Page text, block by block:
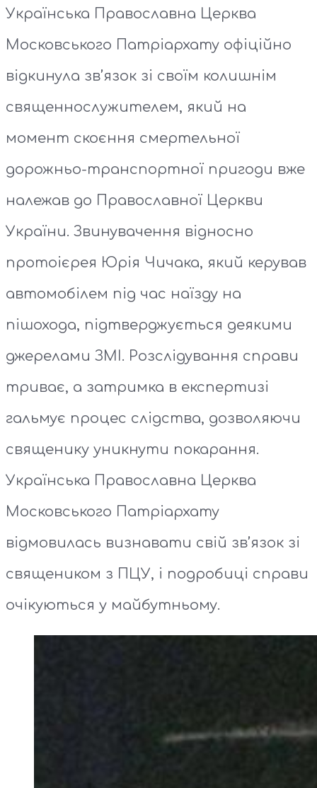
Українська Православна Церква
Московського Патріархату офіційно
відкинула зв’язок зі своїм колишнім
священнослужителем, який на
момент скоєння смертельної
дорожньо-транспортної пригоди вже
належав до Православної Церкви
України. Звинувачення відносно
протоієрея Юрія Чичака, який керував
автомобілем під час наїзду на
пішохода, підтверджується деякими
джерелами ЗМІ. Розслідування справи
триває, а затримка в експертизі
гальмує процес слідства, дозволяючи
священику уникнути покарання.
Українська Православна Церква
Московського Патріархату
відмовилась визнавати свій зв’язок зі
священиком з ПЦУ, і подробиці справи
очікуються у майбутньому.